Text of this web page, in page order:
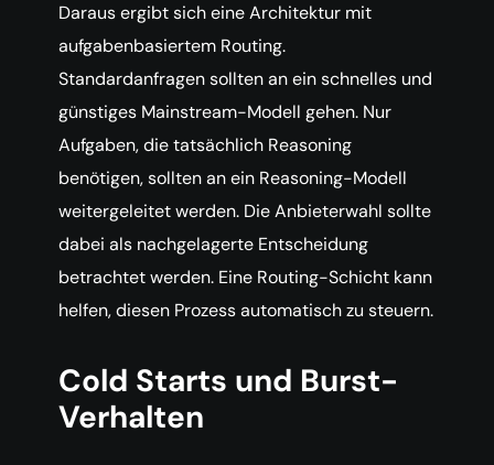
Daraus ergibt sich eine Architektur mit
aufgabenbasiertem Routing.
Standardanfragen sollten an ein schnelles und
günstiges Mainstream-Modell gehen. Nur
Aufgaben, die tatsächlich Reasoning
benötigen, sollten an ein Reasoning-Modell
weitergeleitet werden. Die Anbieterwahl sollte
dabei als nachgelagerte Entscheidung
betrachtet werden. Eine Routing-Schicht kann
helfen, diesen Prozess automatisch zu steuern.
Cold Starts und Burst-
Verhalten